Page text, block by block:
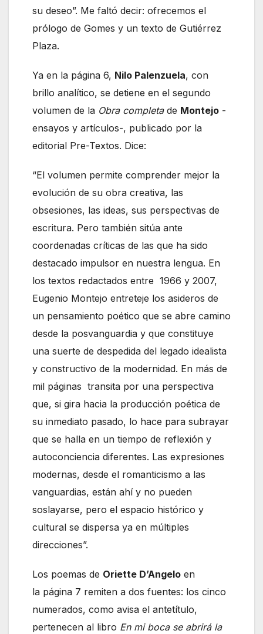
su deseo”. Me faltó decir: ofrecemos el
prólogo de Gomes y un texto de Gutiérrez
Plaza.
Ya en la página 6, Nilo Palenzuela, con
brillo analítico, se detiene en el segundo
volumen de la Obra completa de Montejo -
ensayos y artículos-, publicado por la
editorial Pre-Textos. Dice:
“El volumen permite comprender mejor la
evolución de su obra creativa, las
obsesiones, las ideas, sus perspectivas de
escritura. Pero también sitúa ante
coordenadas críticas de las que ha sido
destacado impulsor en nuestra lengua. En
los textos redactados entre 1966 y 2007,
Eugenio Montejo entreteje los asideros de
un pensamiento poético que se abre camino
desde la posvanguardia y que constituye
una suerte de despedida del legado idealista
y constructivo de la modernidad. En más de
mil páginas transita por una perspectiva
que, si gira hacia la producción poética de
su inmediato pasado, lo hace para subrayar
que se halla en un tiempo de reflexión y
autoconciencia diferentes. Las expresiones
modernas, desde el romanticismo a las
vanguardias, están ahí y no pueden
soslayarse, pero el espacio histórico y
cultural se dispersa ya en múltiples
direcciones”.
Los poemas de Oriette D’Angelo en
la página 7 remiten a dos fuentes: los cinco
numerados, como avisa el antetítulo,
pertenecen al libro En mi boca se abrirá la